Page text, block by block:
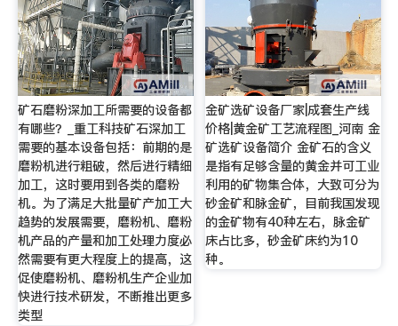
矿石磨粉深加工所需要的设备都
有哪些？_重工科技矿石深加工
需要的基本设备包括：前期的是
磨粉机进行粗破，然后进行精细
加工，这时要用到各类的磨粉
机。为了满足大批量矿产加工大
趋势的发展需要，磨粉机、磨粉
机产品的产量和加工处理力度必
然需要有更大程度上的提高，这
促使磨粉机、磨粉机生产企业加
快进行技术研发，不断推出更多
类型
金矿选矿设备厂家|成套生产线
价格|黄金矿工艺流程图_河南 金
矿选矿设备简介 金矿石的含义
是指有足够含量的黄金并可工业
利用的矿物集合体，大致可分为
砂金矿和脉金矿，目前我国发现
的金矿物有40种左右，脉金矿
床占比多，砂金矿床约为10
种。